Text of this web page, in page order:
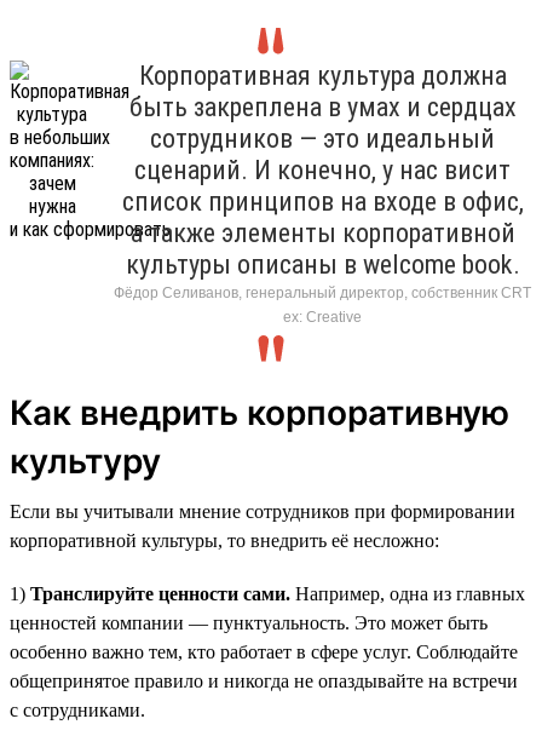
Корпоративная культура должна
быть закреплена в умах и сердцах
сотрудников — это идеальный
сценарий. И конечно, у нас висит
список принципов на входе в офис,
а также элементы корпоративной
культуры описаны в welcome book.
Фёдор Селиванов, генеральный директор, собственник CRT
ex: Creative
Как внедрить корпоративную
культуру
Если вы учитывали мнение сотрудников при формировании
корпоративной культуры, то внедрить её несложно:
1) Транслируйте ценности сами. Например, одна из главных
ценностей компании — пунктуальность. Это может быть
особенно важно тем, кто работает в сфере услуг. Соблюдайте
общепринятое правило и никогда не опаздывайте на встречи
с сотрудниками.